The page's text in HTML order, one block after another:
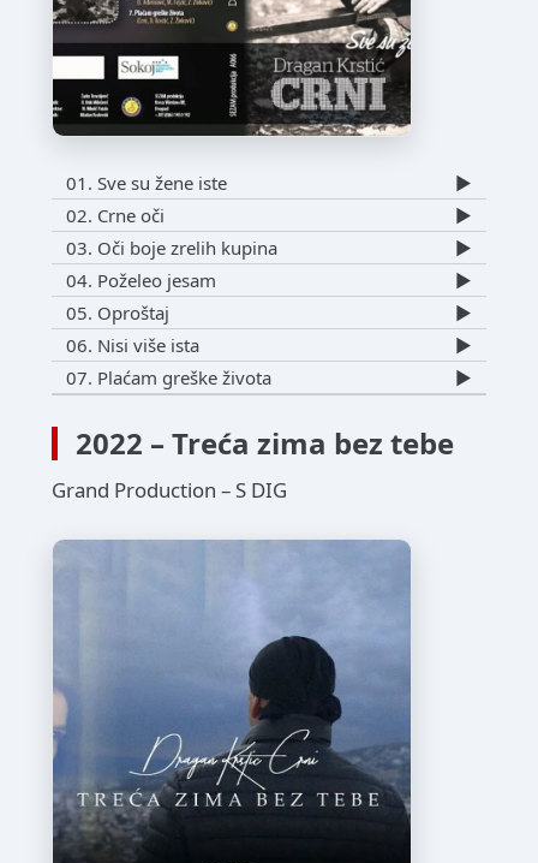
01. Sve su žene iste
▶️
02. Crne oči
▶️
03. Oči boje zrelih kupina
▶️
04. Poželeo jesam
▶️
05. Oproštaj
▶️
06. Nisi više ista
▶️
07. Plaćam greške života
▶️
2022 – Treća zima bez tebe
Grand Production – S DIG